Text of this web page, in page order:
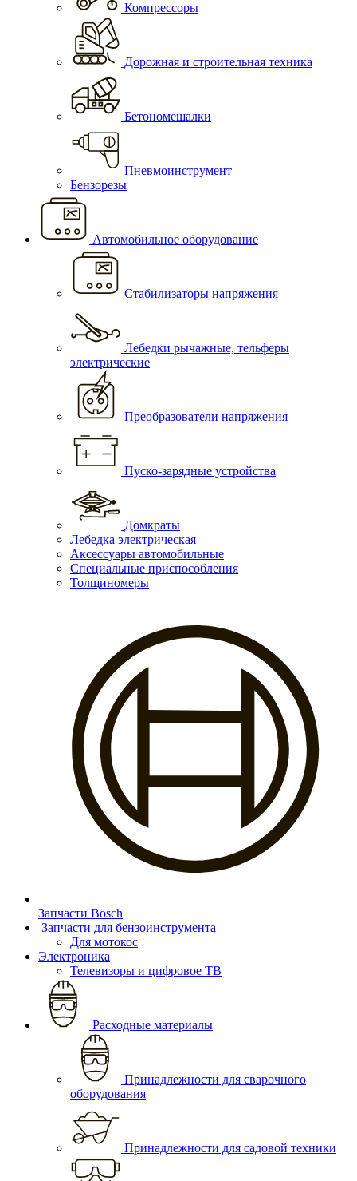
Компрессоры
Дорожная и строительная техника
Бетономешалки
Пневмоинструмент
Бензорезы
Автомобильное оборудование
Стабилизаторы напряжения
Лебедки рычажные, тельферы
электрические
Преобразователи напряжения
Пуско-зарядные устройства
Домкраты
Лебедка электрическая
Аксессуары автомобильные
Специальные приспособления
Толщиномеры
Запчасти Bosch
Запчасти для бензоинструмента
Для мотокос
Электроника
Телевизоры и цифровое ТВ
Расходные материалы
Принадлежности для сварочного
оборудования
Принадлежности для садовой техники